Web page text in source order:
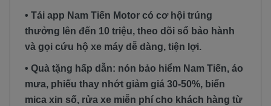
• Tải app Nam Tiến Motor có cơ hội trúng
thưởng lên đến 10 triệu, theo dõi sổ bảo hành
và gọi cứu hộ xe máy dễ dàng, tiện lợi.
• Quà tặng hấp dẫn: nón bảo hiểm Nam Tiến, áo
mưa, phiếu thay nhớt giảm giá 30-50%, biển
mica xin số, rửa xe miễn phí cho khách hàng từ